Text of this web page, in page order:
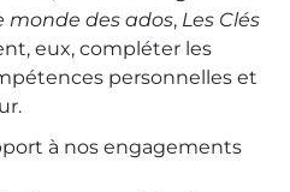
monde des ados, Les Clés
eux, compléter les
personnelles et
à nos engagements